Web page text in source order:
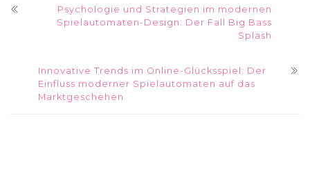
Psychologie und Strategien im modernen
Spielautomaten-Design: Der Fall Big Bass
Splash
Innovative Trends im Online-Glücksspiel: Der
Einfluss moderner Spielautomaten auf das
Marktgeschehen